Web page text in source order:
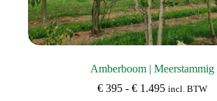
Amberboom | Meerstammig
€395 - €1.495Prijsklasse:
incl. BTW